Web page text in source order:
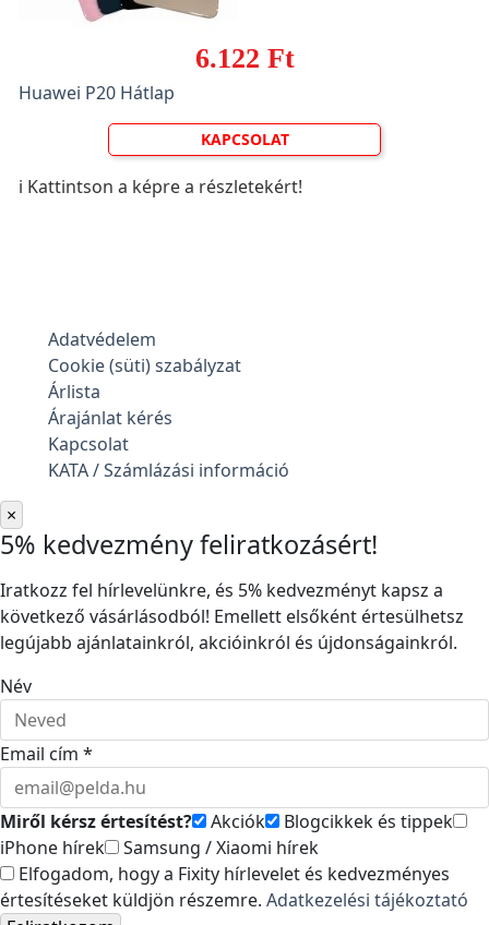
6.122 Ft
Huawei P20 Hátlap
KAPCSOLAT
ℹ️ Kattintson a képre a részletekért!
Adatvédelem
Cookie (süti) szabályzat
Árlista
Árajánlat kérés
Kapcsolat
KATA / Számlázási információ
×
5% kedvezmény feliratkozásért!
Iratkozz fel hírlevelünkre, és 5% kedvezményt kapsz a
következő vásárlásodból! Emellett elsőként értesülhetsz
legújabb ajánlatainkról, akcióinkról és újdonságainkról.
Név
Email cím *
Miről kérsz értesítést? Akciók
Blogcikkek és tippek
iPhone hírek
Samsung / Xiaomi hírek
Elfogadom, hogy a Fixity hírlevelet és kedvezményes
értesítéseket küldjön részemre. Adatkezelési tájékoztató